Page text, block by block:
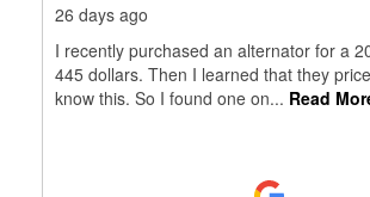
26 days ago
I recently purchased an alternator for a
445 dollars. Then I learned that they
know this. So I found one on... Read